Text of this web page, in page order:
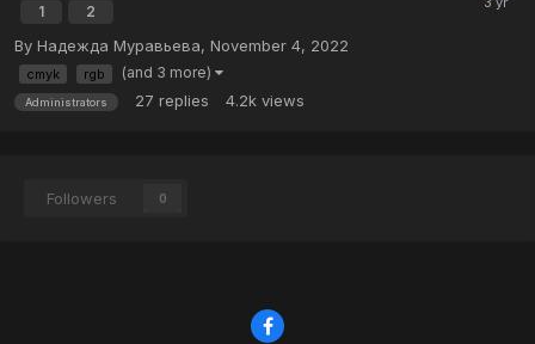
1 2
By Надежда Муравьева, November 4, 2022
cmyk rgb (and 3 more)
Administrators 27 replies 4.2k views
Followers 0